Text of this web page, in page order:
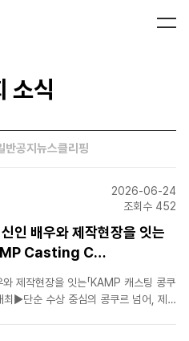
소식
반공지 뉴스클리핑
2026-06-24
조회수 452
인 배우와 제작현장을 잇는
Casting C…
제작현장을 잇는「KAMP 캐스팅 콩쿠
▶단순 수상 중심의 콩쿠르 넘어, 제